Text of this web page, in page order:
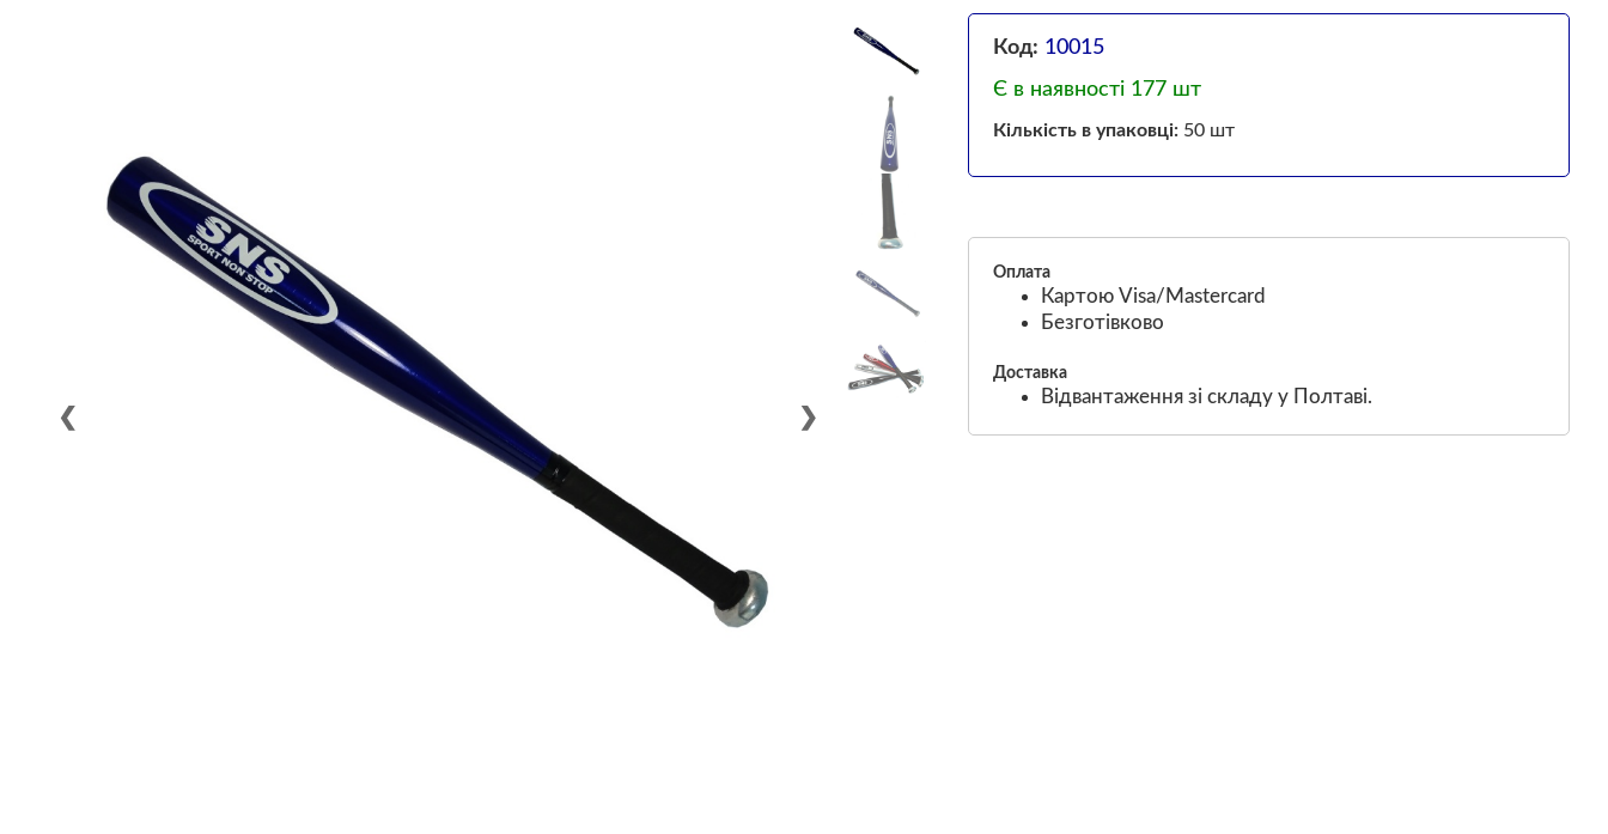
❮ ❯
Код: 10015
Є в наявності 177 шт
Кількість в упаковці: 50 шт
Оплата
Картою Visa/Mastercard
Безготівково
Доставка
Відвантаження зі складу у Полтаві.